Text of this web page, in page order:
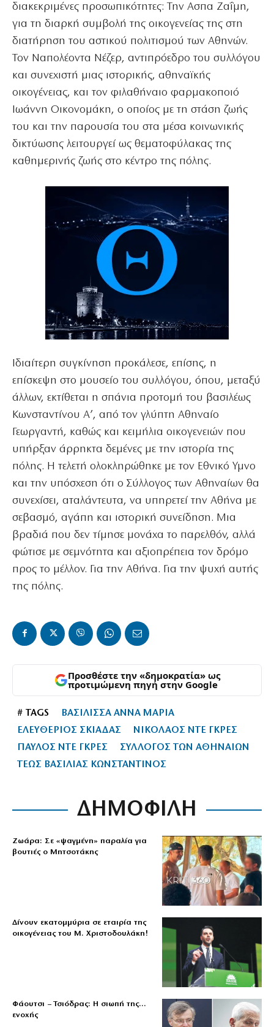
διακεκριμένες προσωπικότητες: Την Ασπα Ζαΐμη,
για τη διαρκή συμβολή της οικογενείας της στη
διατήρηση του αστικού πολιτισμού των Αθηνών.
Τον Ναπολέοντα Νέζερ, αντιπρόεδρο του συλλόγου
και συνεχιστή μιας ιστορικής, αθηναϊκής
οικογένειας, και τον φιλαθήναιο φαρμακοποιό
Ιωάννη Οικονομάκη, ο οποίος με τη στάση ζωής
του και την παρουσία του στα μέσα κοινωνικής
δικτύωσης λειτουργεί ως θεματοφύλακας της
καθημερινής ζωής στο κέντρο της πόλης.
Ιδιαίτερη συγκίνηση προκάλεσε, επίσης, η
επίσκεψη στο μουσείο του συλλόγου, όπου, μεταξύ
άλλων, εκτίθεται η σπάνια προτομή του βασιλέως
Κωνσταντίνου Α’, από τον γλύπτη Αθηναίο
Γεωργαντή, καθώς και κειμήλια οικογενειών που
υπήρξαν άρρηκτα δεμένες με την ιστορία της
πόλης. Η τελετή ολοκληρώθηκε με τον Εθνικό Υμνο
και την υπόσχεση ότι ο Σύλλογος των Αθηναίων θα
συνεχίσει, αταλάντευτα, να υπηρετεί την Αθήνα με
σεβασμό, αγάπη και ιστορική συνείδηση. Μια
βραδιά που δεν τίμησε μονάχα το παρελθόν, αλλά
φώτισε με σεμνότητα και αξιοπρέπεια τον δρόμο
προς το μέλλον. Για την Αθήνα. Για την ψυχή αυτής
της πόλης.
Προσθέστε την «δημοκρατία» ως
προτιμώμενη πηγή στην Google
# TAGS
ΒΑΣΙΛΙΣΣΑ ΑΝΝΑ ΜΑΡΙΑ
ΕΛΕΥΘΕΡΙΟΣ ΣΚΙΑΔΑΣ
ΝΙΚΟΛΑΟΣ ΝΤΕ ΓΚΡΕΣ
ΠΑΥΛΟΣ ΝΤΕ ΓΚΡΕΣ
ΣΥΛΛΟΓΟΣ ΤΩΝ ΑΘΗΝΑΙΩΝ
ΤΕΩΣ ΒΑΣΙΛΙΑΣ ΚΩΝΣΤΑΝΤΙΝΟΣ
ΔΗΜΟΦΙΛΗ
Ζωάρα: Σε «ψαγμένη» παραλία για
βουτιές ο Μητσοτάκης
Δίνουν εκατομμύρια σε εταιρία της
οικογένειας του Μ. Χριστοδουλάκη!
Φάουτσι – Τσιόδρας: Η σιωπή της…
ενοχής